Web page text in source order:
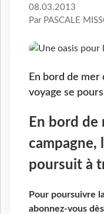
08.03.2013
Par PASCALE
En bord de mer
voyage se
En bord de
campagne,
poursuit à
Pour poursuivre
abonnez-vous